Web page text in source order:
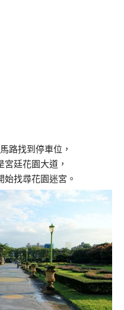
路找到停車位，
廷花園大道，
找尋花園迷宮。